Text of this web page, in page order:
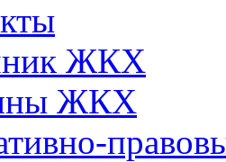
ЖКХ
ЖКХ